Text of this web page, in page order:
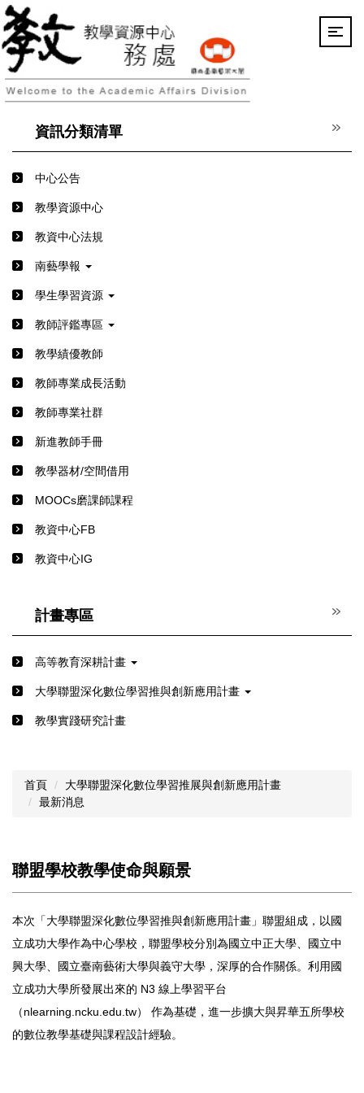
跳
到
主
要
內
容
資訊分類清單
中心公告
教學資源中心
教資中心法規
南藝學報
學生學習資源
教師評鑑專區
教學績優教師
教師專業成長活動
教師專業社群
新進教師手冊
教學器材/空間借用
MOOCs磨課師課程
教資中心FB
教資中心IG
計畫專區
高等教育深耕計畫
⼤學聯盟深化數位學習推與創新應⽤計畫
教學實踐研究計畫
首頁
⼤學聯盟深化數位學習推展與創新應⽤計畫
最新消息
聯盟學校教學使命與願景
本次「⼤學聯盟深化數位學習推與創新應⽤計畫」聯盟組成，以國
立成功⼤學作為中⼼學校，聯盟學校分別為國立中正⼤學、國立中
興⼤學、國立臺南藝術⼤學與義守⼤學，深厚的合作關係。利⽤國
立成功⼤學所發展出來的 N3 線上學習平台
（nlearning.ncku.edu.tw） 作為基礎，進⼀步擴⼤與昇華五所學校
的數位教學基礎與課程設計經驗。